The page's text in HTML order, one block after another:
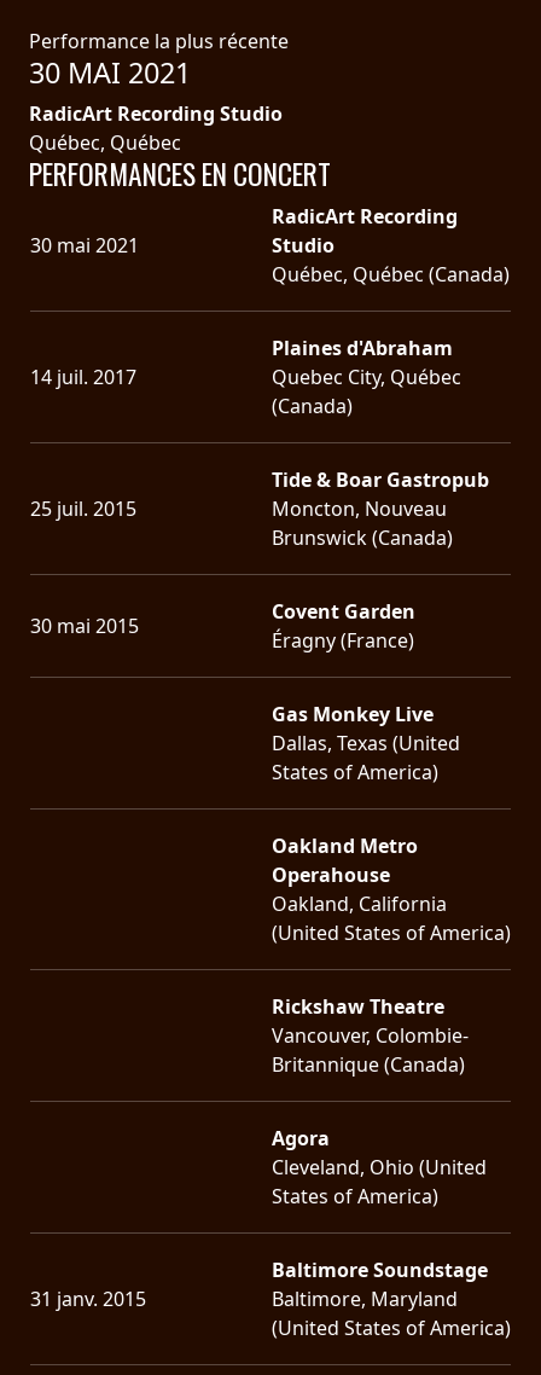
Performance la plus récente
30 MAI 2021
RadicArt Recording Studio
Québec, Québec
PERFORMANCES EN CONCERT
30 mai 2021
RadicArt Recording
Studio
Québec, Québec (Canada)
14 juil. 2017
Plaines d'Abraham
Quebec City, Québec
(Canada)
25 juil. 2015
Tide & Boar Gastropub
Moncton, Nouveau
Brunswick (Canada)
30 mai 2015
Covent Garden
Éragny (France)
Gas Monkey Live
Dallas, Texas (United
States of America)
Oakland Metro
Operahouse
Oakland, California
(United States of America)
Rickshaw Theatre
Vancouver, Colombie-
Britannique (Canada)
Agora
Cleveland, Ohio (United
States of America)
31 janv. 2015
Baltimore Soundstage
Baltimore, Maryland
(United States of America)